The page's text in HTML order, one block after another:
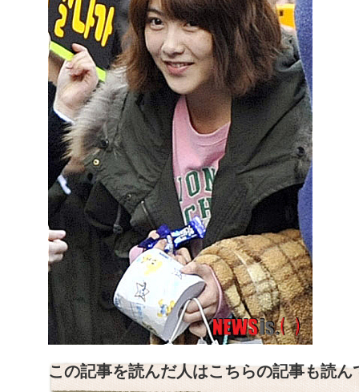
この記事を読んだ人はこちらの記事も読ん